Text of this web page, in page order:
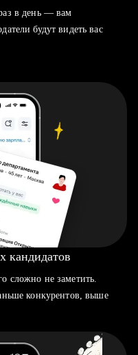
в день — вам
будут видеть вас
кандидатов
сложно не заметить.
конкурентов, выше